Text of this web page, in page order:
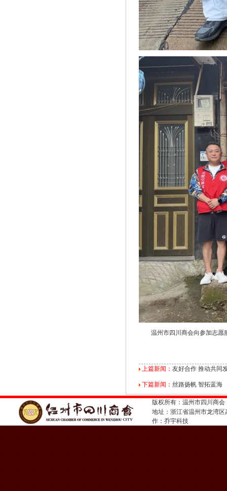
温州市四川商会向参加志愿
上篇新闻： 友好合作 推动共同
下篇新闻： 丝路扬帆 智拓蓝海
版权所有：温州市四川商
地址：浙江省温州市龙湾
作： 乔宇科技